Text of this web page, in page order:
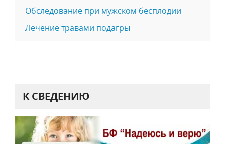
Обследование при мужском бесплодии
Лечение травами подагры
К СВЕДЕНИЮ